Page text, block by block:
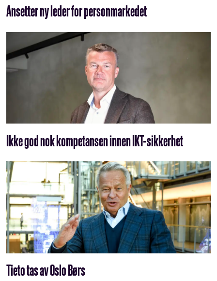
Ansetter ny leder for personmarkedet
Ikke god nok kompetansen innen IKT-sikkerhet
Tieto tas av Oslo Børs